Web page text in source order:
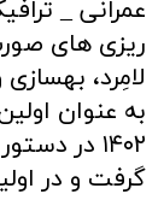
عمرانی _
ریزی های
لامِرد،
به عنوان
۱۴۰۲ در
گرفت و در